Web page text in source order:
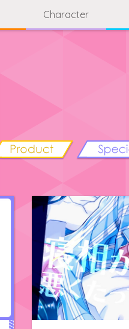
Character